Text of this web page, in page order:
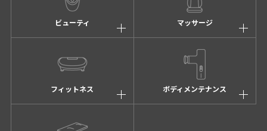
ビューティ マッサージ
フィットネス ボディメンテナンス